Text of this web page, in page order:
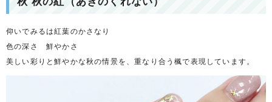
仰いでみるは紅葉のかさなり
色の深さ 鮮やかさ
美しい彩りと鮮やかな秋の情景を、重なり合う楓で表現しています。